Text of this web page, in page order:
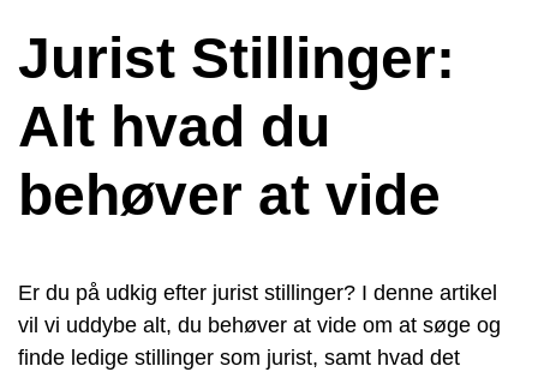
Jurist Stillinger:
Alt hvad du
behøver at vide
Er du på udkig efter jurist stillinger? I denne artikel
vil vi uddybe alt, du behøver at vide om at søge og
finde ledige stillinger som jurist, samt hvad det